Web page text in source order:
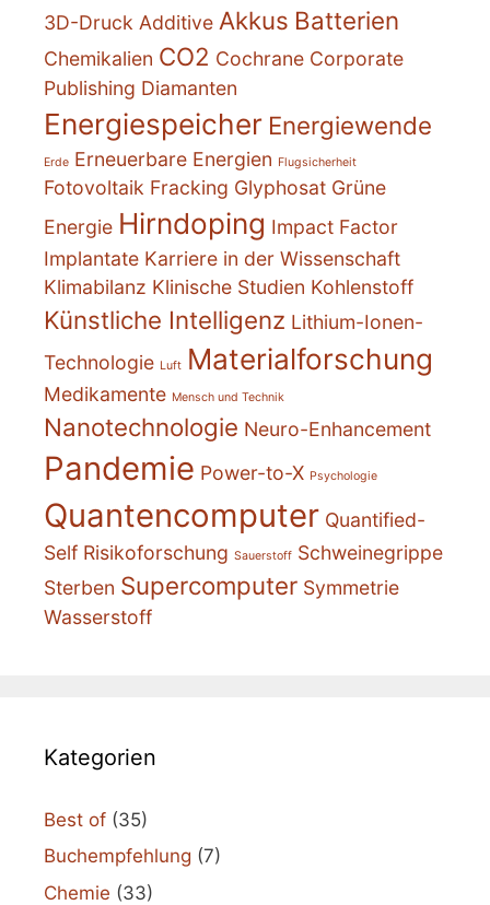
3D-Druck Additive Akkus Batterien
Chemikalien CO2 Cochrane Corporate
Publishing Diamanten
Energiespeicher Energiewende
Erde Erneuerbare Energien Flugsicherheit
Fotovoltaik Fracking Glyphosat Grüne
Energie Hirndoping Impact Factor
Implantate Karriere in der Wissenschaft
Klimabilanz Klinische Studien Kohlenstoff
Künstliche Intelligenz Lithium-Ionen-
Technologie Luft Materialforschung
Medikamente Mensch und Technik
Nanotechnologie Neuro-Enhancement
Pandemie Power-to-X Psychologie
Quantencomputer Quantified-
Self Risikoforschung Sauerstoff Schweinegrippe
Sterben Supercomputer Symmetrie
Wasserstoff
Kategorien
Best of (35)
Buchempfehlung (7)
Chemie (33)